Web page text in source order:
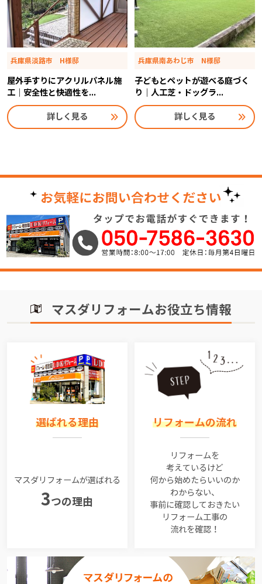
兵庫県淡路市 H様邸
屋外手すりにアクリルパネル施
工｜安全性と快適性を...
詳しく見る
兵庫県南あわじ市 N様邸
子どもとペットが遊べる庭づく
り｜人工芝・ドッグラ...
詳しく見る
マスダリフォームお役立ち情報
選ばれる理由
マスダリフォームが選ばれる
3つの理由
リフォームの流れ
リフォームを
考えているけど
何から始めたらいいのか
わからない、
事前に確認しておきたい
リフォーム工事の
流れを確認！